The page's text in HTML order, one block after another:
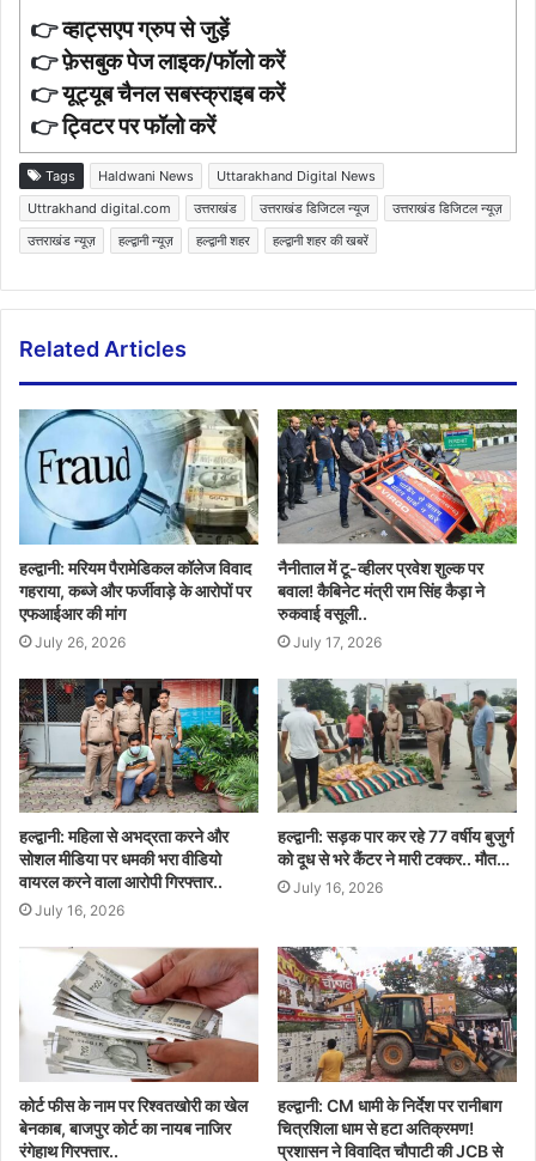
👉व्हाट्सएप ग्रुप से जुड़ें
👉फ़ेसबुक पेज लाइक/फॉलो करें
👉यूट्यूब चैनल सबस्क्राइब करें
👉ट्विटर पर फॉलो करें
Tags Haldwani News
Uttarakhand Digital News
Uttrakhand digital.com
उत्तराखंड उत्तराखंड डिजिटल न्यूज
उत्तराखंड डिजिटल न्यूज़
उत्तराखंड न्यूज़
हल्द्वानी न्यूज़ हल्द्वानी शहर हल्द्वानी शहर की खबरें
Related Articles
हल्द्वानी: मरियम पैरामेडिकल कॉलेज विवाद
गहराया, कब्जे और फर्जीवाड़े के आरोपों पर
एफआईआर की मांग
July 26, 2026
नैनीताल में टू-व्हीलर प्रवेश शुल्क पर
बवाल! कैबिनेट मंत्री राम सिंह कैड़ा ने
रुकवाई वसूली..
July 17, 2026
हल्द्वानी: महिला से अभद्रता करने और
सोशल मीडिया पर धमकी भरा वीडियो
वायरल करने वाला आरोपी गिरफ्तार..
July 16, 2026
हल्द्वानी: सड़क पार कर रहे 77 वर्षीय बुजुर्ग
को दूध से भरे कैंटर ने मारी टक्कर.. मौत…
July 16, 2026
कोर्ट फीस के नाम पर रिश्वतखोरी का खेल
बेनकाब, बाजपुर कोर्ट का नायब नाजिर
रंगेहाथ गिरफ्तार..
हल्द्वानी: CM धामी के निर्देश पर रानीबाग
चित्रशिला धाम से हटा अतिक्रमण!
प्रशासन ने विवादित चौपाटी की JCB से